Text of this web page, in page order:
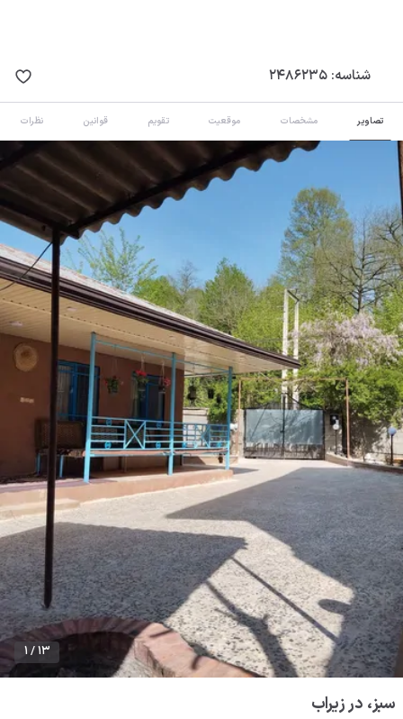
شناسه: 2486235
تصاویر مشخصات موقعیت تقویم قوانین نظرات
1 / 13
سبز، در زیراب